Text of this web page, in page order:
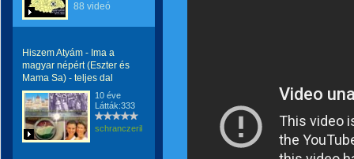
88 videó
Hiszem Atyám - Ima a
magyar népért (Eszter és
Mama Sa) - teljes dal
10 éve
Látták:333
schranczerika